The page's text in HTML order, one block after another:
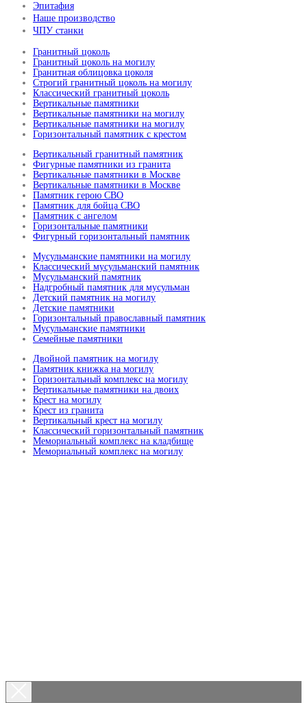
Эпитафия
Наше производство
ЧПУ станки
Гранитный цоколь
Гранитный цоколь на могилу
Гранитная облицовка цоколя
Строгий гранитный цоколь на могилу
Классический гранитный цоколь
Вертикальные памятники
Вертикальные памятники на могилу
Вертикальные памятники на могилу
Горизонтальный памятник с крестом
Вертикальный гранитный памятник
Фигурные памятники из гранита
Вертикальные памятники в Москве
Вертикальные памятники в Москве
Памятник герою СВО
Памятник для бойца СВО
Памятник с ангелом
Горизонтальные памятники
Фигурный горизонтальный памятник
Мусульманские памятники на могилу
Классический мусульманский памятник
Мусульманский памятник
Надгробный памятник для мусульман
Детский памятник на могилу
Детские памятники
Горизонтальный православный памятник
Мусульманские памятники
Семейные памятники
Двойной памятник на могилу
Памятник книжка на могилу
Горизонтальный комплекс на могилу
Вертикальные памятники на двоих
Крест на могилу
Крест из гранита
Вертикальный крест на могилу
Классический горизонтальный памятник
Мемориальный комплекс на кладбище
Мемориальный комплекс на могилу